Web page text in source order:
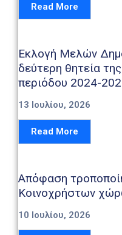
Read More
Εκλογή Μελών
δεύτερη θητεία
περιόδου 2024-
13 Ιουλίου, 2026
Read More
Απόφαση
Κοινοχρήστων
10 Ιουλίου, 2026